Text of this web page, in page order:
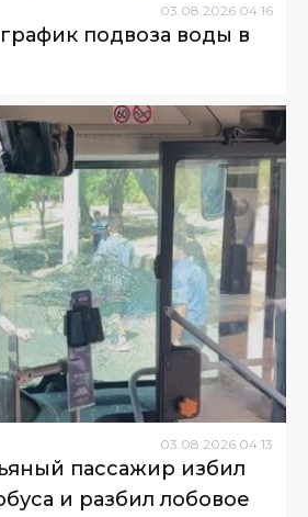
03 08 2026 04:16
подвоза воды в
03.08.2026 04:13
пассажир избил
и разбил лобовое